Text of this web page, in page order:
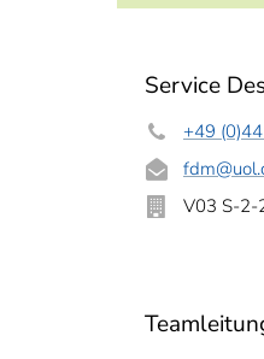
Service
+49
fdm
V03 S-